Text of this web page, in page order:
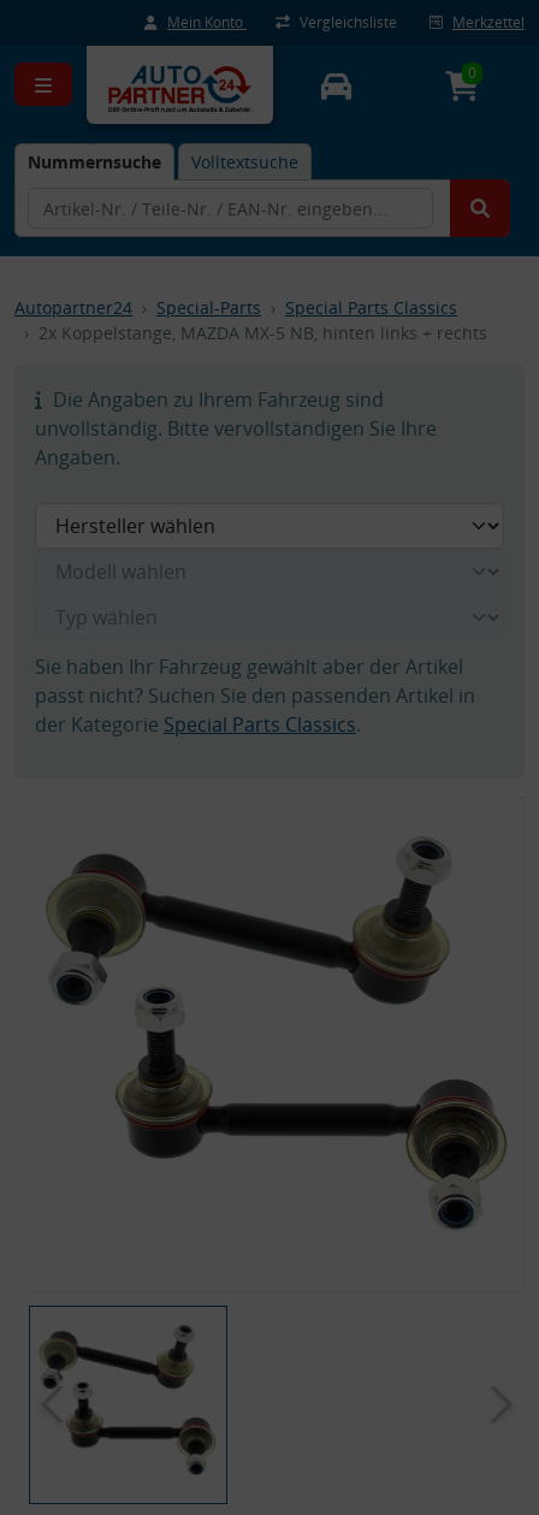
Mein Konto Vergleichsliste Merkzettel
Nummernsuche Volltextsuche
0
Autopartner24 Special-Parts
Special Parts Classics
2x Koppelstange, MAZDA MX-5 NB, hinten links + rechts
Die Angaben zu Ihrem Fahrzeug sind
unvollständig. Bitte vervollständigen Sie Ihre
Angaben.
Sie haben Ihr Fahrzeug gewählt aber der Artikel
passt nicht? Suchen Sie den passenden Artikel in
der Kategorie Special Parts Classics.